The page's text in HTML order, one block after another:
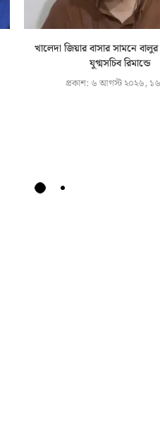
খালেদা জিয়ার বাসার সামনে
যুগ্মসচিব রিমান্ডে
প্রকাশ: ৬ আগস্ট ২০২৬,